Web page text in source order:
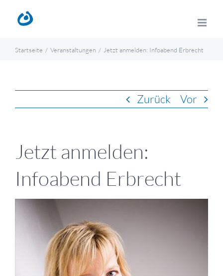
Inhalt
Startseite Veranstaltungen Jetzt anmelden: Infoabend Erbrecht
Zurück Vor
Jetzt anmelden:
Infoabend Erbrecht
Zeige
grösseres